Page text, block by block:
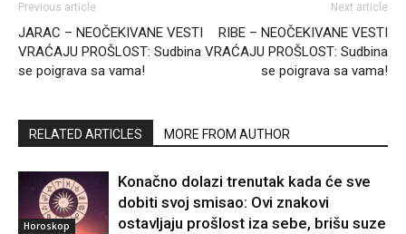
Previous article
JARAC – NEOČEKIVANE VESTI
VRAĆAJU PROŠLOST: Sudbina
se poigrava sa vama!
Next article
RIBE – NEOČEKIVANE VESTI
VRAĆAJU PROŠLOST: Sudbina
se poigrava sa vama!
RELATED ARTICLES MORE FROM AUTHOR
Horoskop
Konačno dolazi trenutak kada će sve
dobiti svoj smisao: Ovi znakovi
ostavljaju prošlost iza sebe, brišu suze